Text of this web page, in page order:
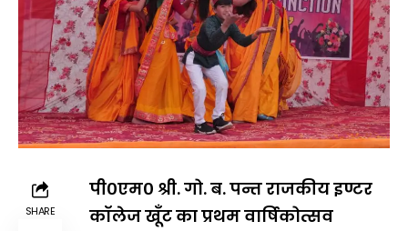
SHARE
पी०एम० श्री. गो. ब. पन्त राजकीय इण्टर
कॉलेज खूँट का प्रथम वार्षिकोत्सव